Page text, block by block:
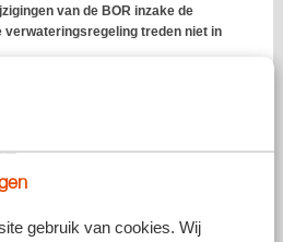
gebruik van cookies. Wij
van de BOR inzake de
verwateringsregeling treden niet in